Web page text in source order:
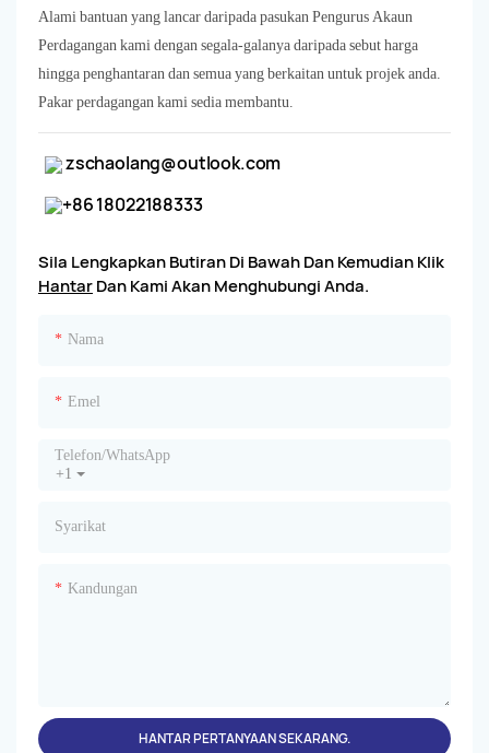
Alami bantuan yang lancar daripada pasukan Pengurus Akaun
Perdagangan kami dengan segala-galanya daripada sebut harga
hingga penghantaran dan semua yang berkaitan untuk projek anda.
Pakar perdagangan kami sedia membantu.
zschaolang@outlook.com
+86 18022188333
Sila Lengkapkan Butiran Di Bawah Dan Kemudian Klik
HantarDan Kami Akan Menghubungi Anda.
Nama
Emel
+1
Telefon/whatsApp
Syarikat
Kandungan
HANTAR PERTANYAAN SEKARANG.